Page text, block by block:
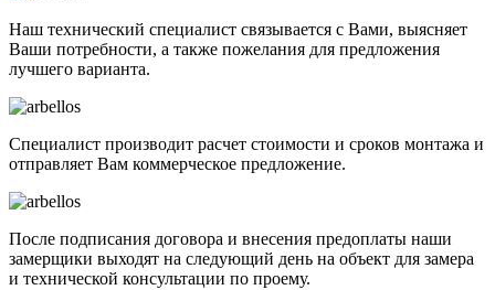
Наш технический специалист связывается с Вами, выясняет
Ваши потребности, а также пожелания для предложения
лучшего варианта.
Специалист производит расчет стоимости и сроков монтажа и
отправляет Вам коммерческое предложение.
После подписания договора и внесения предоплаты наши
замерщики выходят на следующий день на объект для замера
и технической консультации по проему.